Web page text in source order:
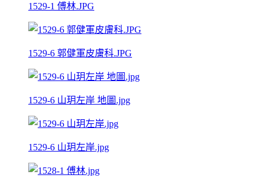
1529-1 傅林.JPG
1529-6 郭健軍皮膚科.JPG
1529-6 山玥左岸 地圖.jpg
1529-6 山玥左岸.jpg